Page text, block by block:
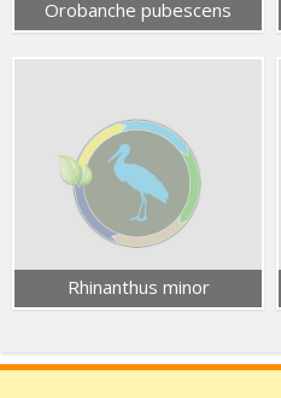
Orobanche pubescens
Rhinanthus minor